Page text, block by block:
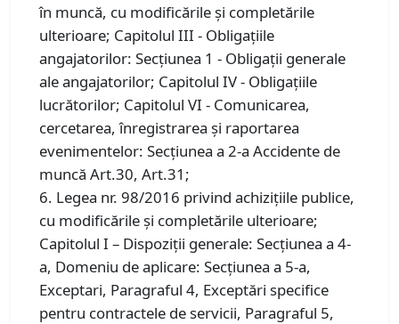
în muncă, cu modificările şi completările
ulterioare; Capitolul III - Obligaţiile
angajatorilor: Secţiunea 1 - Obligaţii generale
ale angajatorilor; Capitolul IV - Obligaţiile
lucrătorilor; Capitolul VI - Comunicarea,
cercetarea, înregistrarea şi raportarea
evenimentelor: Secţiunea a 2-a Accidente de
muncă Art.30, Art.31;
6. Legea nr. 98/2016 privind achiziţiile publice,
cu modificările și completările ulterioare;
Capitolul I – Dispoziții generale: Secțiunea a 4-
a, Domeniu de aplicare: Secțiunea a 5-a,
Exceptari, Paragraful 4, Exceptări specifice
pentru contractele de servicii, Paragraful 5,